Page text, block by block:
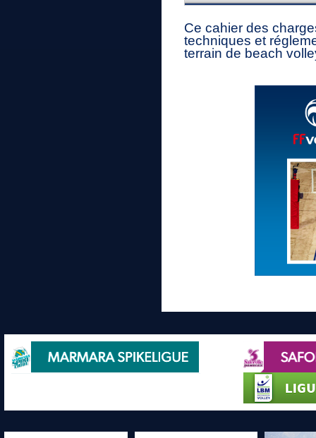
Ce cahier des
techniques et
terrain de beach